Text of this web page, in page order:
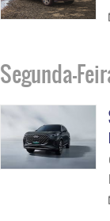
Segunda-